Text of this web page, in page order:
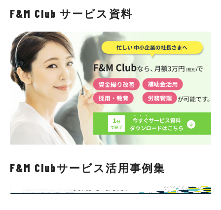
F&M Club サービス資料
F&M Clubサービス活用事例集